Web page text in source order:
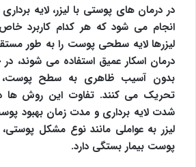
در درمان های پوستی با لیزر، لایه
انجام می شود که هر کدام کاربرد
لیزرها لایه سطحی پوست را به طور
درمان اسکار عمیق استفاده می شوند،
بدون آسیب ظاهری به سطح پوست،
تحریک می کنند. تفاوت این روش ها در
شدت لایه برداری و مدت زمان بهبود
لیزر به عواملی مانند نوع مشکل
پوست بیمار بستگی دارد.